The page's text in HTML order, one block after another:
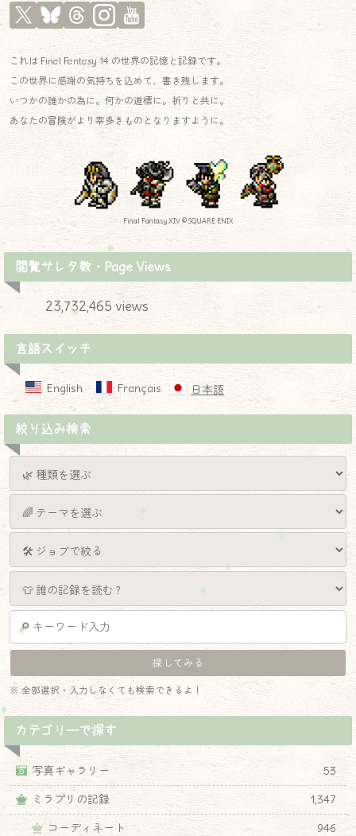
これは Final Fantasy 14 の世界の記憶と記録です。
この世界に感謝の気持ちを込めて、書き残します。
いつかの誰かの為に。何かの道標に。祈りと共に。
あなたの冒険がより幸多きものとなりますように。
Final Fantasy XIV © SQUARE ENIX
閲覧サレタ数・Page Views
23,732,465 views
言語スイッチ
English Français 日本語
絞り込み検索
※ 全部選択・入力しなくても検索できるよ！
カテゴリーで探す
写真ギャラリー
53
ミラプリの記録
1,347
コーディネート
946